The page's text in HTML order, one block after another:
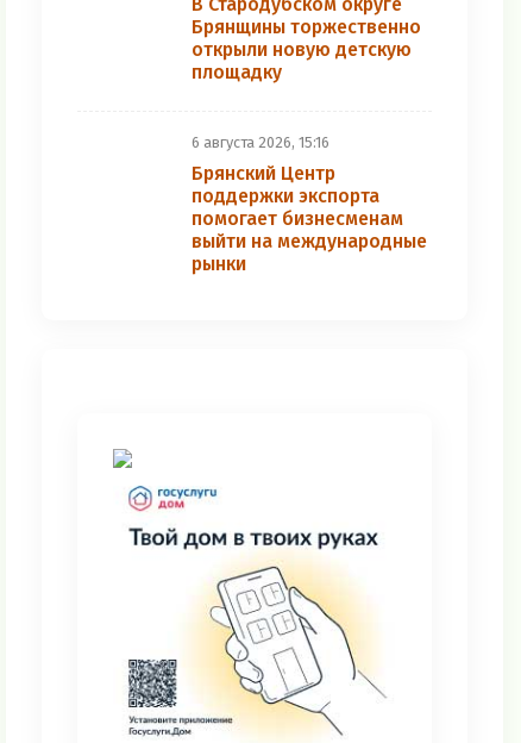
Брянщины торжественно
открыли новую детскую
площадку
6 августа 2026, 15:16
Брянский Центр
поддержки экспорта
помогает бизнесменам
выйти на международные
рынки